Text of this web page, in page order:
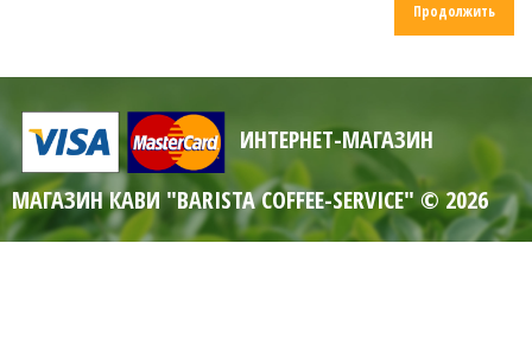
Продолжить
ИНТЕРНЕТ-МАГАЗИН
МАГАЗИН КАВИ "BARISTA COFFEE-SERVICE" © 2026